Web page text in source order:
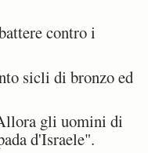
contro i
sicli di bronzo ed
gli uomini di
d'Israele".